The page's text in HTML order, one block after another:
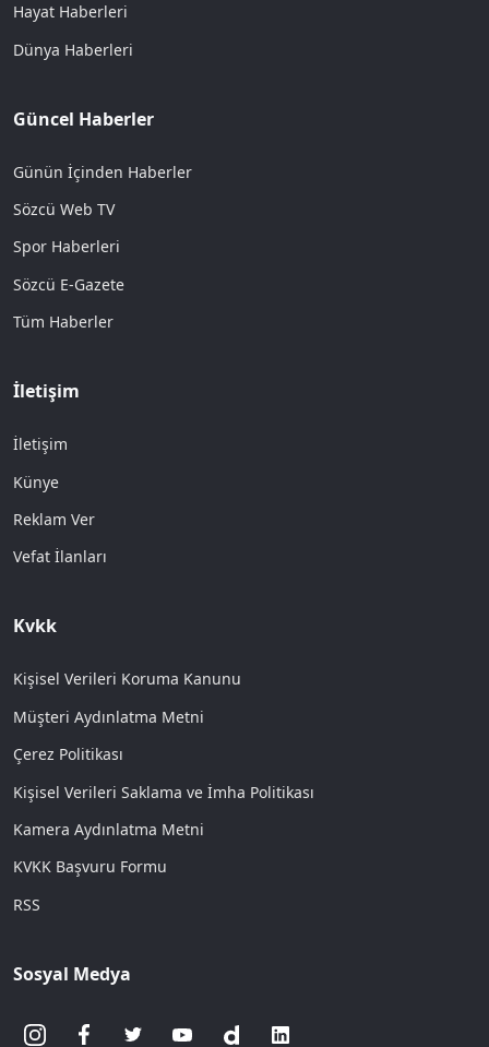
Hayat Haberleri
Dünya Haberleri
Güncel Haberler
Günün İçinden Haberler
Sözcü Web TV
Spor Haberleri
Sözcü E-Gazete
Tüm Haberler
İletişim
İletişim
Künye
Reklam Ver
Vefat İlanları
Kvkk
Kişisel Verileri Koruma Kanunu
Müşteri Aydınlatma Metni
Çerez Politikası
Kişisel Verileri Saklama ve İmha Politikası
Kamera Aydınlatma Metni
KVKK Başvuru Formu
RSS
Sosyal Medya